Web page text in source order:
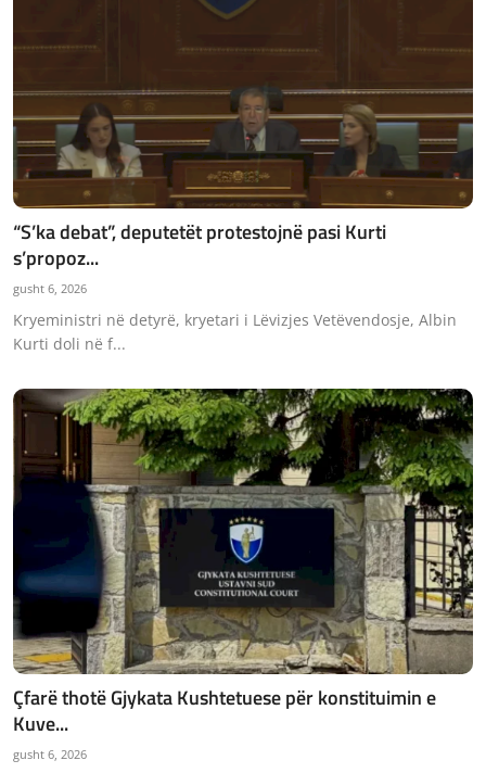
“S’ka debat”, deputetët protestojnë pasi Kurti
s’propoz...
gusht 6, 2026
Kryeministri në detyrë, kryetari i Lëvizjes Vetëvendosje, Albin
Kurti doli në f...
Çfarë thotë Gjykata Kushtetuese për konstituimin e
Kuve...
gusht 6, 2026